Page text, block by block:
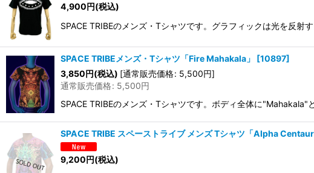
4,900円(税込)
SPACE TRIBEのメンズ・Tシャツです。グラフィックは光を反
SPACE TRIBEメンズ・Tシャツ「Fire Mahakala」 [10897]
3,850円(税込) [通常販売価格: 5,500円]
通常販売価格: 5,500円
SPACE TRIBEのメンズ・Tシャツです。ボディ全体に
SPACE TRIBE スペーストライブ メンズ Tシャツ「Alpha Centauri
9,200円(税込)